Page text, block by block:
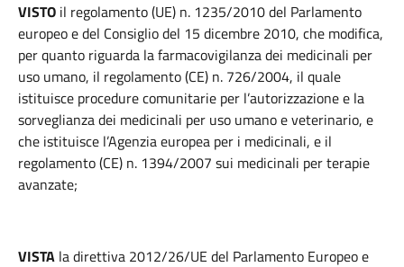
VISTO il regolamento (UE) n. 1235/2010 del Parlamento
europeo e del Consiglio del 15 dicembre 2010, che modifica,
per quanto riguarda la farmacovigilanza dei medicinali per
uso umano, il regolamento (CE) n. 726/2004, il quale
istituisce procedure comunitarie per l’autorizzazione e la
sorveglianza dei medicinali per uso umano e veterinario, e
che istituisce l’Agenzia europea per i medicinali, e il
regolamento (CE) n. 1394/2007 sui medicinali per terapie
avanzate;
VISTA la direttiva 2012/26/UE del Parlamento Europeo e